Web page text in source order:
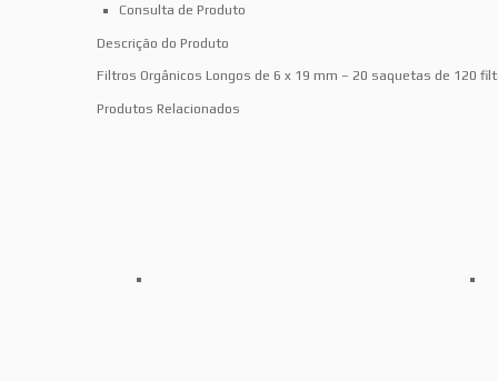
Consulta de Produto
Descrição do Produto
Filtros Orgânicos Longos de 6 x 19 mm – 20 saquetas de 120
Produtos Relacionados